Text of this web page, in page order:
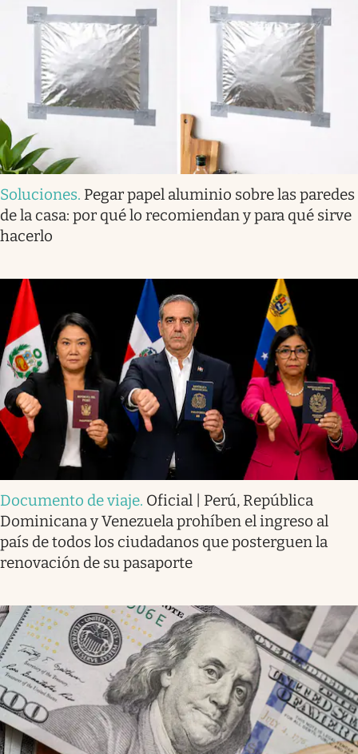
Soluciones. Pegar papel aluminio sobre las paredes
de la casa: por qué lo recomiendan y para qué sirve
hacerlo
Documento de viaje. Oficial | Perú, República
Dominicana y Venezuela prohíben el ingreso al
país de todos los ciudadanos que posterguen la
renovación de su pasaporte